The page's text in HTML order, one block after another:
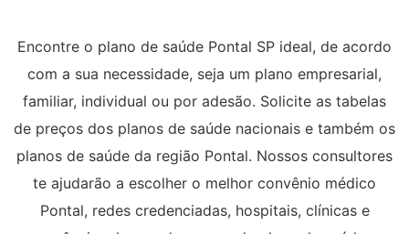
Encontre o plano de saúde Pontal SP ideal, de acordo
com a sua necessidade, seja um plano empresarial,
familiar, individual ou por adesão. Solicite as tabelas
de preços dos planos de saúde nacionais e também os
planos de saúde da região Pontal. Nossos consultores
te ajudarão a escolher o melhor convênio médico
Pontal, redes credenciadas, hospitais, clínicas e